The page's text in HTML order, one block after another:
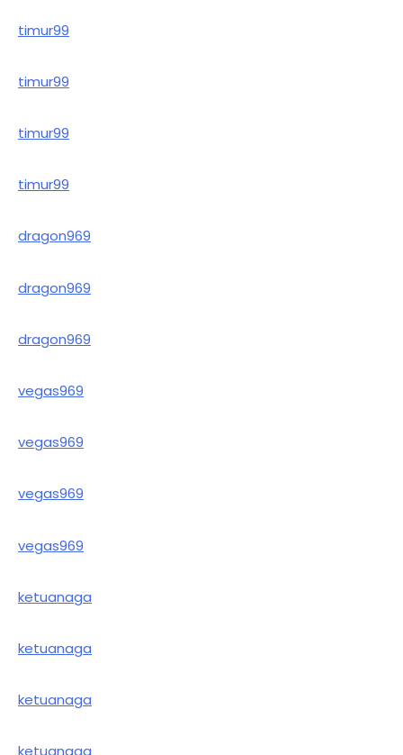
timur99
timur99
timur99
timur99
dragon969
dragon969
dragon969
vegas969
vegas969
vegas969
vegas969
ketuanaga
ketuanaga
ketuanaga